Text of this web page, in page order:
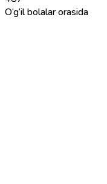
O‘g‘il bolalar orasida